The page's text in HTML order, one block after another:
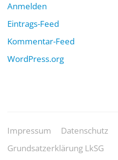
Anmelden
Eintrags-Feed
Kommentar-Feed
WordPress.org
Impressum Datenschutz
Grundsatzerklärung LkSG